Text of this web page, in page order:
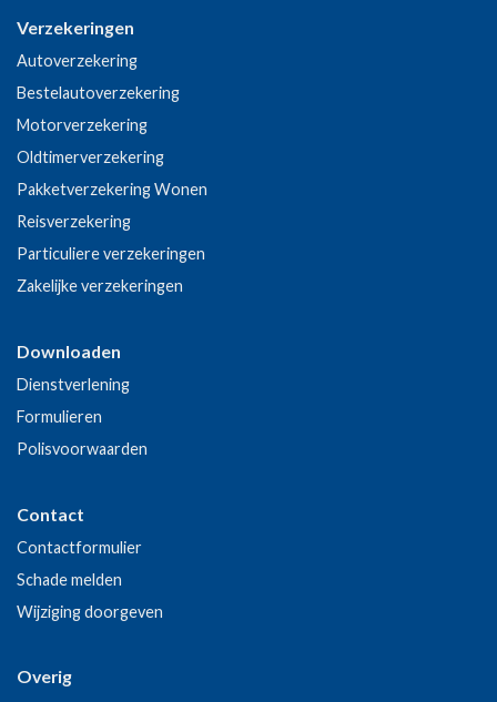
Verzekeringen
Autoverzekering
Bestelautoverzekering
Motorverzekering
Oldtimerverzekering
Pakketverzekering Wonen
Reisverzekering
Particuliere verzekeringen
Zakelijke verzekeringen
Downloaden
Dienstverlening
Formulieren
Polisvoorwaarden
Contact
Contactformulier
Schade melden
Wijziging doorgeven
Overig